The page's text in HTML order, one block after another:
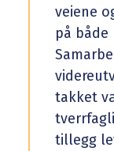
veiene
på både
takket
tillegg